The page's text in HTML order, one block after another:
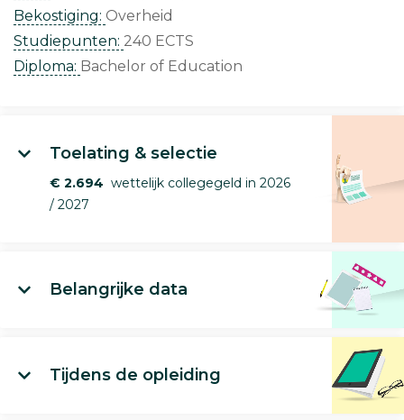
Bekostiging: Overheid
Studiepunten: 240 ECTS
Diploma: Bachelor of Education
Toelating & selectie
€ 2.694 wettelijk collegegeld in 2026
/ 2027
Belangrijke data
Tijdens de opleiding